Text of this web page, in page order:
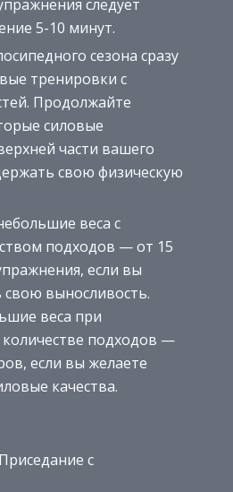
следует
5-10 минут.
сезона сразу
тренировки с
Продолжайте
силовые
части вашего
свою физическую
веса с
подходов — от 15
если вы
выносливость.
веса при
подходов —
если вы желаете
качества.
с